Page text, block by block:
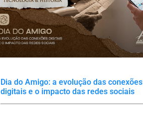
Dia do Amigo: a evolução das conexões
digitais e o impacto das redes sociais